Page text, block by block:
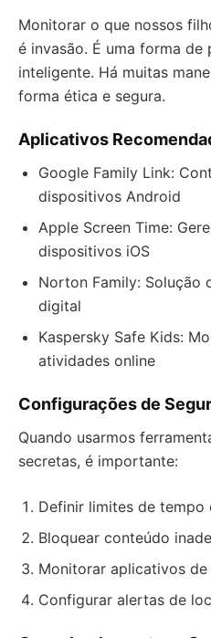
Monitorar o que nossos
é invasão. É uma forma
inteligente. Há muitas
forma ética e segura.
Aplicativos
Google Family Link:
dispositivos Android
Apple Screen Time:
dispositivos iOS
Norton Family: Solução
digital
Kaspersky Safe Kids:
atividades online
Configurações de
Quando usarmos
secretas, é importante:
Definir limites de tempo
Bloquear conteúdo
Monitorar aplicativos de
Configurar alertas de